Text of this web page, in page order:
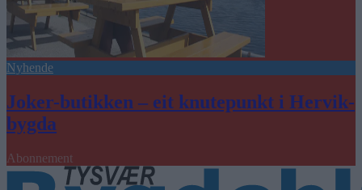
Nyhende
Joker-butikken – eit knutepunkt i Hervik-
bygda
Abonnement